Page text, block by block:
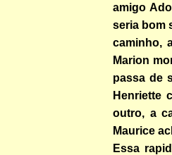
amigo
seria bom
caminho,
Marion
passa de
Henriette
outro, a
Maurice
Essa